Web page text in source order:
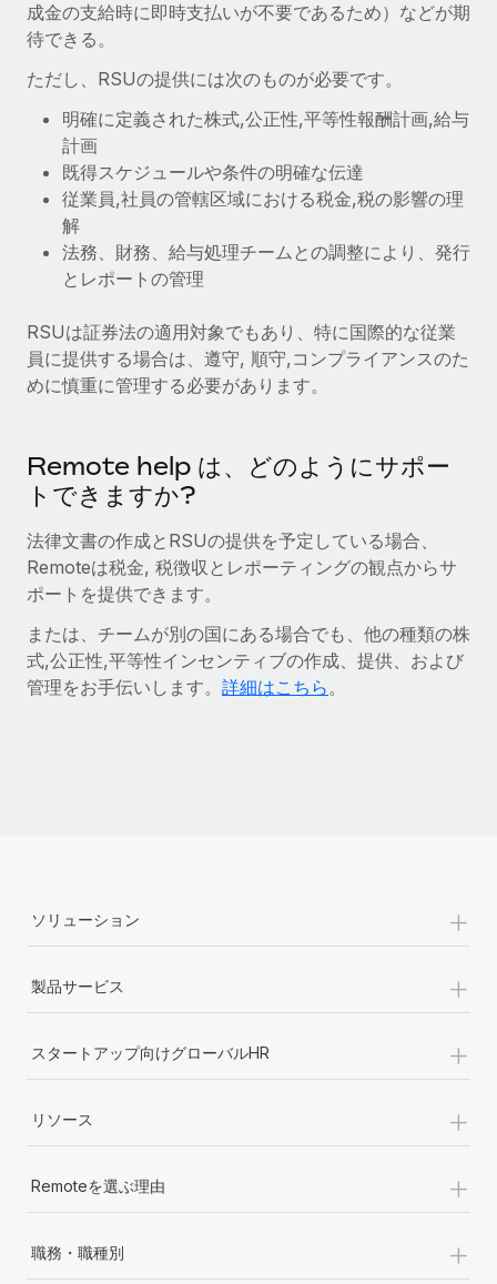
Compliance Watchtower
コンプライアンスリスクを先回りして対応
デバイス管理
ITデバイスを世界規模で提供・管理
法人設立
法令順守した法人をスピーディに設立
移住・転勤
従業員の異動をスムーズに
福利厚生
従業員の福利厚生を簡単に管理
ブログ
グローバル給与処理
EORおよびPEO
契約社員管理
税務
ブログを読む
ブログ
Remoteの製品アップデート：GustoとXeroの統合お
Remoteの使命は、世界のどこにいても、あらゆる規模の企業が
業務に最適な人材を採用し、管理し、給与を支給できるようにす
スしました。...
詳細を見る
給与詐欺：種類、事例、ビジネスを守る方法
成金の支給時に即時支払いが不要であるため）などが期
待できる。
ただし、RSUの提供には次のものが必要です。
明確に定義された株式,公正性,平等性報酬計画,給与
計画
既得スケジュールや条件の明確な伝達
従業員,社員の管轄区域における税金,税の影響の理
解
法務、財務、給与処理チームとの調整により、発行
とレポートの管理
RSUは証券法の適用対象でもあり、特に国際的な従業
員に提供する場合は、遵守, 順守,コンプライアンスのた
めに慎重に管理する必要があります。
Remote help は、どのようにサポー
トできますか?
法律文書の作成とRSUの提供を予定している場合、
Remoteは税金, 税徴収とレポーティングの観点からサ
ポートを提供できます。
または、チームが別の国にある場合でも、他の種類の株
式,公正性,平等性インセンティブの作成、提供、および
管理をお手伝いします。 詳細はこちら。
ソリューション +
製品サービス +
スタートアップ向けグローバルHR +
リソース +
Remoteを選ぶ理由 +
職務・職種別 +